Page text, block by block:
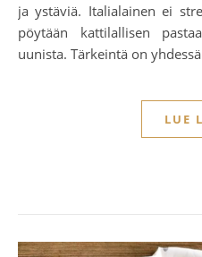
ja ystäviä. Italialainen ei
pöytään kattilallisen
uunista. Tärkeintä on
LUE